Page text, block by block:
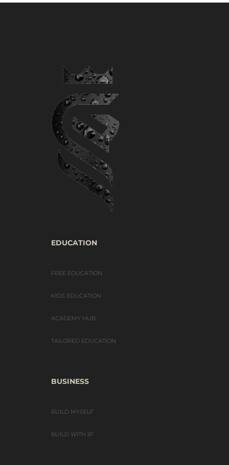
EDUCATION
FREE EDUCATION
KIDS EDUCATION
ACADEMY HUB
TAILORED EDUCATION
BUSINESS
BUILD MYSELF
BUILD WITH IP